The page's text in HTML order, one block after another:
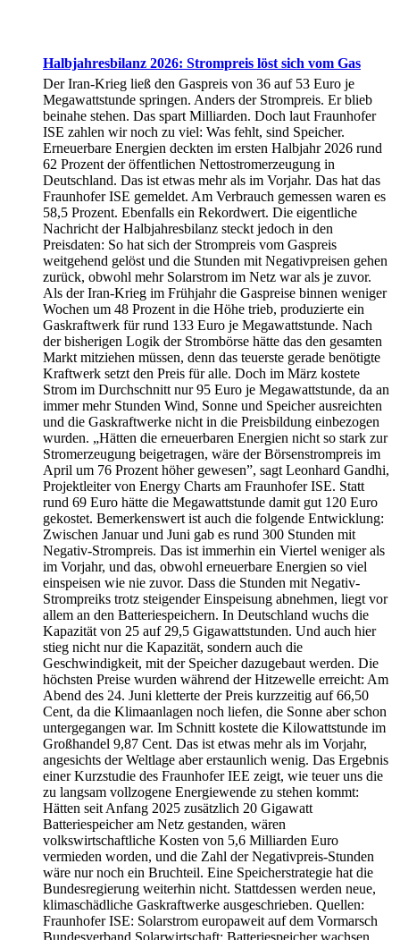
Halbjahresbilanz 2026: Strompreis löst sich vom Gas
Der Iran-Krieg ließ den Gaspreis von 36 auf 53 Euro je
Megawattstunde springen. Anders der Strompreis. Er blieb
beinahe stehen. Das spart Milliarden. Doch laut Fraunhofer
ISE zahlen wir noch zu viel: Was fehlt, sind Speicher.
Erneuerbare Energien deckten im ersten Halbjahr 2026 rund
62 Prozent der öffentlichen Nettostromerzeugung in
Deutschland. Das ist etwas mehr als im Vorjahr. Das hat das
Fraunhofer ISE gemeldet. Am Verbrauch gemessen waren es
58,5 Prozent. Ebenfalls ein Rekordwert. Die eigentliche
Nachricht der Halbjahresbilanz steckt jedoch in den
Preisdaten: So hat sich der Strompreis vom Gaspreis
weitgehend gelöst und die Stunden mit Negativpreisen gehen
zurück, obwohl mehr Solarstrom im Netz war als je zuvor.
Als der Iran-Krieg im Frühjahr die Gaspreise binnen weniger
Wochen um 48 Prozent in die Höhe trieb, produzierte ein
Gaskraftwerk für rund 133 Euro je Megawattstunde. Nach
der bisherigen Logik der Strombörse hätte das den gesamten
Markt mitziehen müssen, denn das teuerste gerade benötigte
Kraftwerk setzt den Preis für alle. Doch im März kostete
Strom im Durchschnitt nur 95 Euro je Megawattstunde, da an
immer mehr Stunden Wind, Sonne und Speicher ausreichten
und die Gaskraftwerke nicht in die Preisbildung einbezogen
wurden. „Hätten die erneuerbaren Energien nicht so stark zur
Stromerzeugung beigetragen, wäre der Börsenstrompreis im
April um 76 Prozent höher gewesen”, sagt Leonhard Gandhi,
Projektleiter von Energy Charts am Fraunhofer ISE. Statt
rund 69 Euro hätte die Megawattstunde damit gut 120 Euro
gekostet. Bemerkenswert ist auch die folgende Entwicklung:
Zwischen Januar und Juni gab es rund 300 Stunden mit
Negativ-Strompreis. Das ist immerhin ein Viertel weniger als
im Vorjahr, und das, obwohl erneuerbare Energien so viel
einspeisen wie nie zuvor. Dass die Stunden mit Negativ-
Strompreiks trotz steigender Einspeisung abnehmen, liegt vor
allem an den Batteriespeichern. In Deutschland wuchs die
Kapazität von 25 auf 29,5 Gigawattstunden. Und auch hier
stieg nicht nur die Kapazität, sondern auch die
Geschwindigkeit, mit der Speicher dazugebaut werden. Die
höchsten Preise wurden während der Hitzewelle erreicht: Am
Abend des 24. Juni kletterte der Preis kurzzeitig auf 66,50
Cent, da die Klimaanlagen noch liefen, die Sonne aber schon
untergegangen war. Im Schnitt kostete die Kilowattstunde im
Großhandel 9,87 Cent. Das ist etwas mehr als im Vorjahr,
angesichts der Weltlage aber erstaunlich wenig. Das Ergebnis
einer Kurzstudie des Fraunhofer IEE zeigt, wie teuer uns die
zu langsam vollzogene Energiewende zu stehen kommt:
Hätten seit Anfang 2025 zusätzlich 20 Gigawatt
Batteriespeicher am Netz gestanden, wären
volkswirtschaftliche Kosten von 5,6 Milliarden Euro
vermieden worden, und die Zahl der Negativpreis-Stunden
wäre nur noch ein Bruchteil. Eine Speicherstrategie hat die
Bundesregierung weiterhin nicht. Stattdessen werden neue,
klimaschädliche Gaskraftwerke ausgeschrieben. Quellen:
Fraunhofer ISE: Solarstrom europaweit auf dem Vormarsch
Bundesverband Solarwirtschaft: Batteriespeicher wachsen